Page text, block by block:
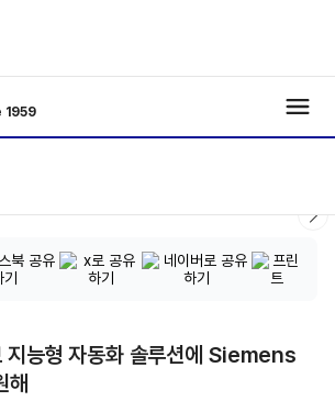
1959
지능형 자동화 솔루션에 Siemens